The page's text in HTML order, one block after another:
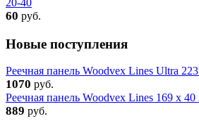
60 руб.
Новые поступления
Реечная панель Woodvex Lines Ultra
1070 руб.
Реечная панель Woodvex Lines 169 x
889 руб.